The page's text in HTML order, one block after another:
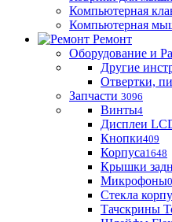
Компьютерная
Компьютерная
Ремонт
Оборудование и
Другие
Отвертки,
Запчасти 3096
Винты4
Дисплеи
Кнопки409
Корпуса1648
Крышки
Микрофоны0
Стекла
Тачскрины